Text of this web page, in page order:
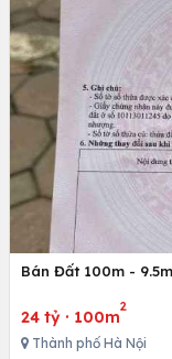
Bán Đất 100m -
24 tỷ · 100m
2
Thành phố Hà Nội